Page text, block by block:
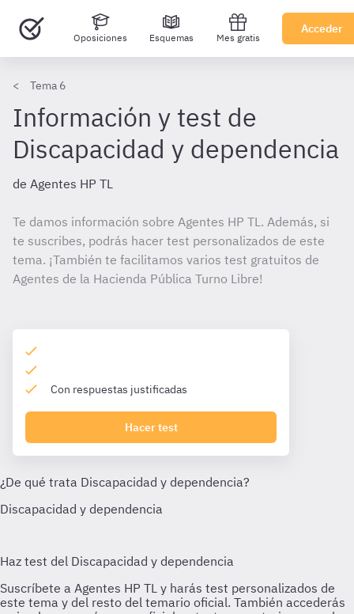
Oposiciones Esquemas Mes gratis
Acceder
Tema 6
Información y test de
Discapacidad y dependencia
de Agentes HP TL
Te damos información sobre Agentes HP TL. Además, si
te suscribes, podrás hacer test personalizados de este
tema. ¡También te facilitamos varios test gratuitos de
Agentes de la Hacienda Pública Turno Libre!
Con respuestas justificadas
Hacer test